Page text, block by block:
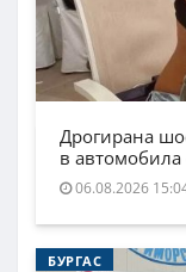
Дрогирана
в
06.08.2026
БУРГАС